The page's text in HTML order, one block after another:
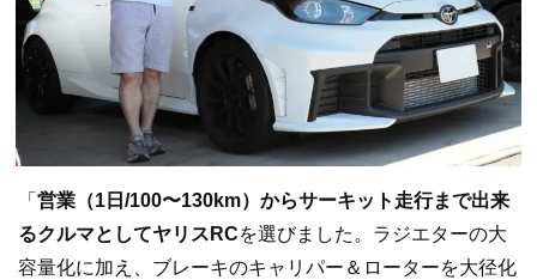
「 営業（1日/100〜130km）からサーキット走行まで出来
るクルマとしてヤリスRCを選びました。ラジエターの大
容量化に加え、ブレーキのキャリパー＆ローターを大径化